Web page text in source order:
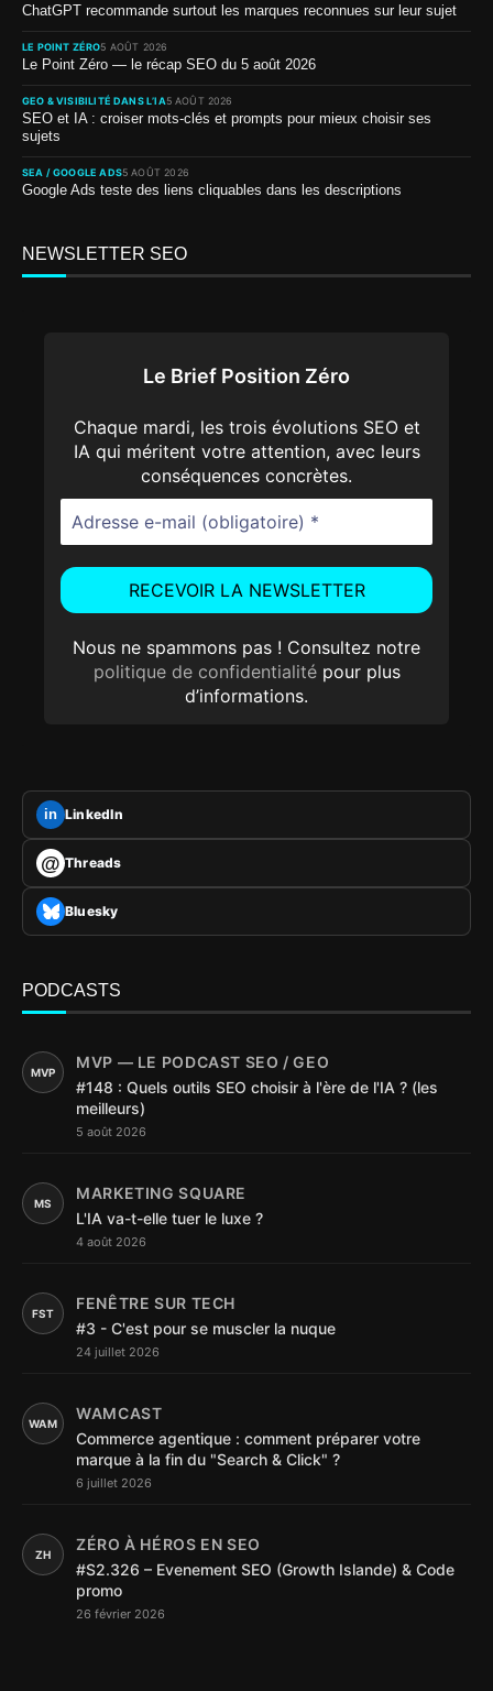
ChatGPT recommande surtout les marques reconnues sur leur sujet
LE POINT ZÉRO5 AOÛT 2026
Le Point Zéro — le récap SEO du 5 août 2026
GEO & VISIBILITÉ DANS L’IA5 AOÛT 2026
SEO et IA : croiser mots-clés et prompts pour mieux choisir ses
sujets
SEA / GOOGLE ADS5 AOÛT 2026
Google Ads teste des liens cliquables dans les descriptions
NEWSLETTER SEO
Le Brief Position Zéro
Chaque mardi, les trois évolutions SEO et
IA qui méritent votre attention, avec leurs
conséquences concrètes.
Nous ne spammons pas ! Consultez notre
politique de confidentialitépour plus
d’informations.
in LinkedIn
@ Threads
Bluesky
PODCASTS
MVP
MVP — LE PODCAST SEO / GEO
#148 : Quels outils SEO choisir à l'ère de l'IA ? (les
meilleurs)
5 août 2026
MS
MARKETING SQUARE
L'IA va-t-elle tuer le luxe ?
4 août 2026
FST
FENÊTRE SUR TECH
#3 - C'est pour se muscler la nuque
24 juillet 2026
WAM
WAMCAST
Commerce agentique : comment préparer votre
marque à la fin du "Search & Click" ?
6 juillet 2026
ZH
ZÉRO À HÉROS EN SEO
#S2.326 – Evenement SEO (Growth Islande) & Code
promo
26 février 2026